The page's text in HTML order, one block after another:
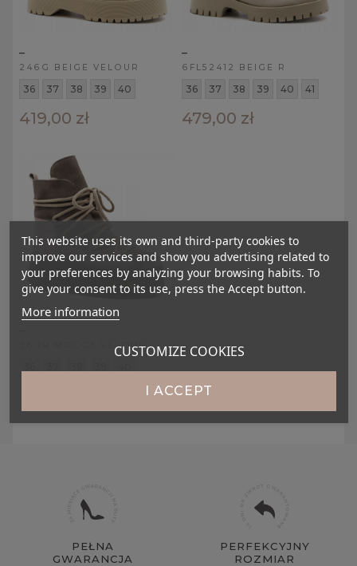
246G BEIGE VELOUR
36 37 38 39 40
419,00 zł
6FL52412 BEIGE R
36 37 38 39 40 41
479,00 zł
280H MOCCA VELOUR
PEŁNA
GWARANCJA
PERFEKCYJNY
ROZMIAR
This website uses its own and third-party cookies to
improve our services and show you advertising related to
your preferences by analyzing your browsing habits. To
give your consent to its use, press the Accept button.
More information
CUSTOMIZE COOKIES
I ACCEPT